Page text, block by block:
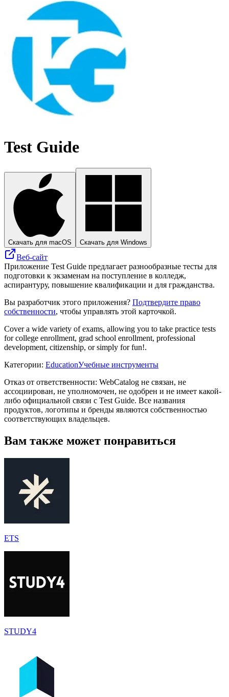
Test Guide
Скачать для macOS Скачать для Windows
Веб-сайт
Приложение Test Guide предлагает разнообразные тесты для
подготовки к экзаменам на поступление в колледж,
аспирантуру, повышение квалификации и для гражданства.
Вы разработчик этого приложения? Подтвердите право
собственности, чтобы управлять этой карточкой.
Cover a wide variety of exams, allowing you to take practice tests
for college enrollment, grad school enrollment, professional
development, citizenship, or simply for fun!.
Категории: EducationУчебные инструменты
Отказ от ответственности: WebCatalog не связан, не
ассоциирован, не уполномочен, не одобрен и не имеет какой-
либо официальной связи с Test Guide. Все названия
продуктов, логотипы и бренды являются собственностью
соответствующих владельцев.
Вам также может понравиться
ETS
STUDY4